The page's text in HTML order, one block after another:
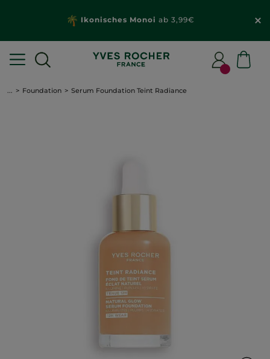
Ikonisches Monoi ab 3,99€
... Foundation Serum Foundation Teint Radiance